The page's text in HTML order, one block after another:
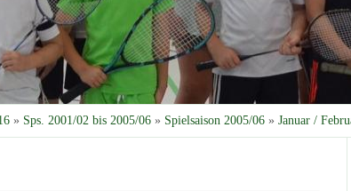
» Sps. 2001/02 bis 2005/06 » Spielsaison 2005/06 » Januar /